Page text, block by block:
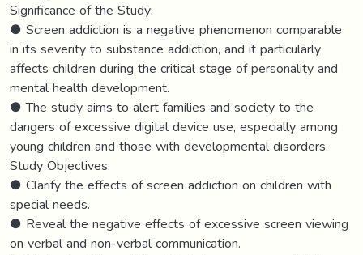
Significance of the Study:
● Screen addiction is a negative phenomenon comparable
in its severity to substance addiction, and it particularly
affects children during the critical stage of personality and
mental health development.
● The study aims to alert families and society to the
dangers of excessive digital device use, especially among
young children and those with developmental disorders.
Study Objectives:
● Clarify the effects of screen addiction on children with
special needs.
● Reveal the negative effects of excessive screen viewing
on verbal and non-verbal communication.